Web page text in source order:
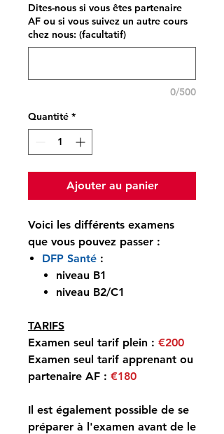
Dites-nous si vous êtes partenaire
AF ou si vous suivez un autre cours
chez nous: (facultatif)
0/500
Quantité *
Ajouter au panier
Voici les différents examens
que vous pouvez passer :
DFP Santé :
niveau B1
niveau B2/C1
TARIFS
Examen seul tarif plein : €200
Examen seul tarif apprenant ou
partenaire AF : €180
Il est également possible de se
préparer à l'examen avant de le